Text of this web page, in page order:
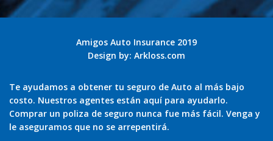
Amigos Auto Insurance 2019
Design by: Arkloss.com
Te ayudamos a obtener tu seguro de Auto al más bajo
costo. Nuestros agentes están aquí para ayudarlo.
Comprar un poliza de seguro nunca fue más fácil. Venga y
le aseguramos que no se arrepentirá.